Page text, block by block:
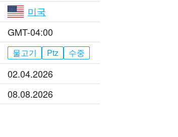
미국
GMT-04:00
물고기 Ptz 수중
02.04.2026
08.08.2026